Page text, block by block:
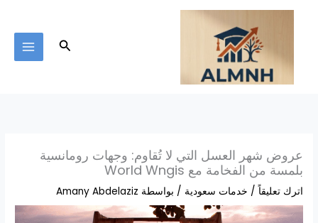
تخطي
البحث
عروض شهر العسل التي لا تُقاوم: وجهات رومانسية
بلمسة من الفخامة مع World Wngis
اترك تعليقاً / خدمات سعودية / بواسطة Amany Abdelaziz